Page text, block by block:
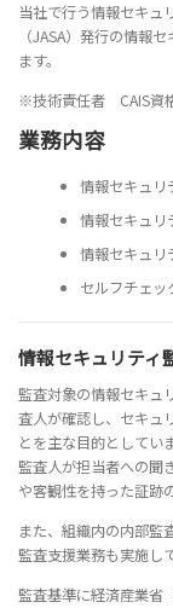
当社で行う情報セキュ
（JASA）発行の情報
ます。
※技術責任者 CAIS資
業務内容
情報セキュリ
情報セキュリ
情報セキュリ
セルフチェッ
情報セキュリティ
監査対象の情報セキュ
査人が確認し、セキュ
とを主な目的としていま
監査人が担当者への聞
や客観性を持った証跡
また、組織内の内部監
監査支援業務も実施し
監査基準に経済産業省